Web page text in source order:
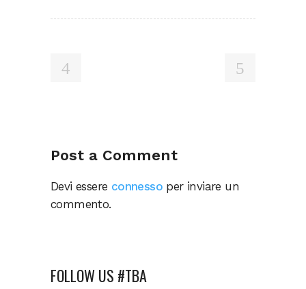
Post a Comment
Devi essere connesso per inviare un
commento.
FOLLOW US #TBA